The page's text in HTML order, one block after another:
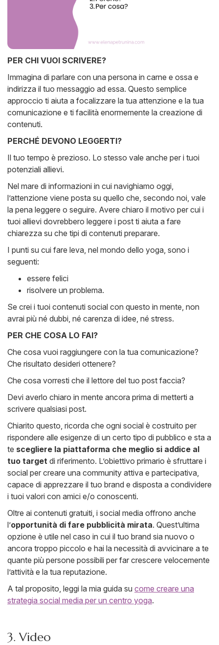
PER CHI VUOI SCRIVERE?
Immagina di parlare con una persona in carne e ossa e
indirizza il tuo messaggio ad essa. Questo semplice
approccio ti aiuta a focalizzare la tua attenzione e la tua
comunicazione e ti facilità enormemente la creazione di
contenuti.
PERCHÉ DEVONO LEGGERTI?
Il tuo tempo è prezioso. Lo stesso vale anche per i tuoi
potenziali allievi.
Nel mare di informazioni in cui navighiamo oggi,
l’attenzione viene posta su quello che, secondo noi, vale
la pena leggere o seguire. Avere chiaro il motivo per cui i
tuoi allievi dovrebbero leggere i post ti aiuta a fare
chiarezza su che tipi di contenuti preparare.
I punti su cui fare leva, nel mondo dello yoga, sono i
seguenti:
essere felici
risolvere un problema.
Se crei i tuoi contenuti social con questo in mente, non
avrai più né dubbi, né carenza di idee, né stress.
PER CHE COSA LO FAI?
Che cosa vuoi raggiungere con la tua comunicazione?
Che risultato desideri ottenere?
Che cosa vorresti che il lettore del tuo post faccia?
Devi averlo chiaro in mente ancora prima di metterti a
scrivere qualsiasi post.
Chiarito questo, ricorda che ogni social è costruito per
rispondere alle esigenze di un certo tipo di pubblico e sta a
te scegliere la piattaforma che meglio si addice al
tuo target di riferimento. L’obiettivo primario è sfruttare i
social per creare una community attiva e partecipativa,
capace di apprezzare il tuo brand e disposta a condividere
i tuoi valori con amici e/o conoscenti.
Oltre ai contenuti gratuiti, i social media offrono anche
l’opportunità di fare pubblicità mirata. Quest’ultima
opzione è utile nel caso in cui il tuo brand sia nuovo o
ancora troppo piccolo e hai la necessità di avvicinare a te
quante più persone possibili per far crescere velocemente
l’attività e la tua reputazione.
A tal proposito, leggi la mia guida su come creare una
strategia social media per un centro yoga.
3. Video